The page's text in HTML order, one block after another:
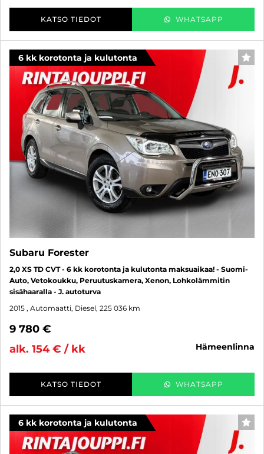
KATSO TIEDOT WHATSAPP
6 kk korotonta ja kulutonta
Subaru Forester
2,0 XS TD CVT - 6 kk korotonta ja kulutonta maksuaikaa! - Suomi-
Auto, Vetokoukku, Peruutuskamera, Xenon, Lohkolämmitin
sisähaaralla - J. autoturva
2015 , Automaatti, Diesel, 225 036 km
9 780 €
alk. 154 € / kk
hämeenlinna
KATSO TIEDOT WHATSAPP
6 kk korotonta ja kulutonta